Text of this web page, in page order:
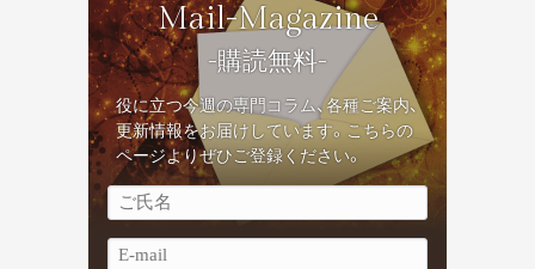
Mail-Magazine
-購読無料-
役に立つ今週の専門コラム、各種ご案内、
更新情報をお届けしています。こちらの
ページよりぜひご登録ください。